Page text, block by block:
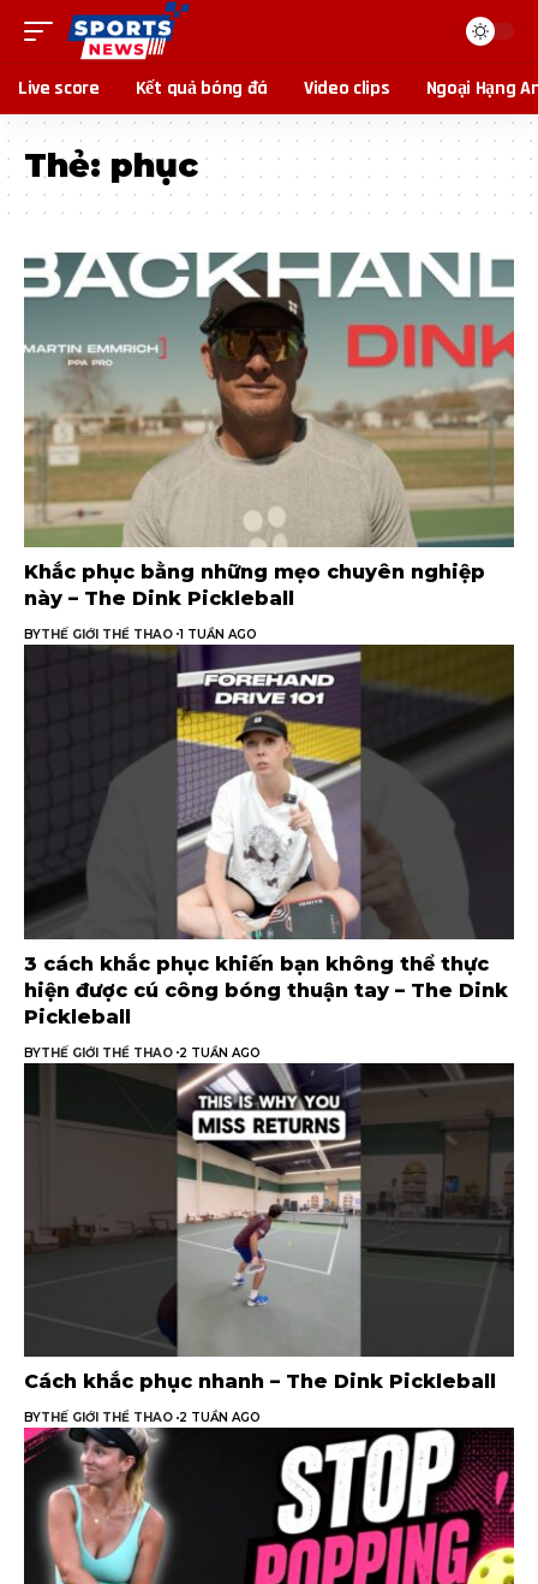
Live score Kết quả bóng đá Video clips Ngoại Hạng
Thẻ: phục
Khắc phục bằng những mẹo chuyên nghiệp
này – The Dink Pickleball
BYTHẾ GIỚI THỂ THAO 1 TUẦN AGO
3 cách khắc phục khiến bạn không thể thực
hiện được cú công bóng thuận tay – The Dink
Pickleball
BYTHẾ GIỚI THỂ THAO 2 TUẦN AGO
Cách khắc phục nhanh – The Dink Pickleball
BYTHẾ GIỚI THỂ THAO 2 TUẦN AGO